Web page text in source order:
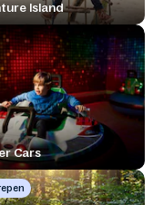
Island
Cars